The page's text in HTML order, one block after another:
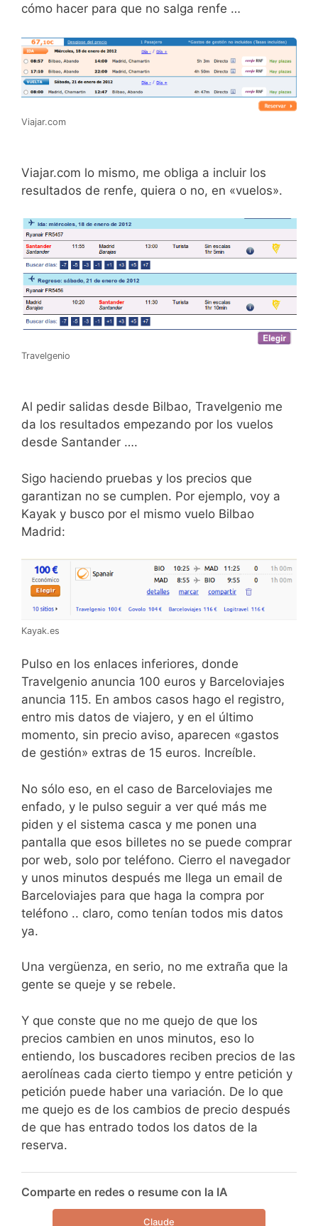
cómo hacer para que no salga renfe …
Viajar.com
Viajar.com lo mismo, me obliga a incluir los
resultados de renfe, quiera o no, en «vuelos».
Travelgenio
Al pedir salidas desde Bilbao, Travelgenio me
da los resultados empezando por los vuelos
desde Santander ….
Sigo haciendo pruebas y los precios que
garantizan no se cumplen. Por ejemplo, voy a
Kayak y busco por el mismo vuelo Bilbao
Madrid:
Kayak.es
Pulso en los enlaces inferiores, donde
Travelgenio anuncia 100 euros y Barceloviajes
anuncia 115. En ambos casos hago el registro,
entro mis datos de viajero, y en el último
momento, sin precio aviso, aparecen «gastos
de gestión» extras de 15 euros. Increíble.
No sólo eso, en el caso de Barceloviajes me
enfado, y le pulso seguir a ver qué más me
piden y el sistema casca y me ponen una
pantalla que esos billetes no se puede comprar
por web, solo por teléfono. Cierro el navegador
y unos minutos después me llega un email de
Barceloviajes para que haga la compra por
teléfono .. claro, como tenían todos mis datos
ya.
Una vergüenza, en serio, no me extraña que la
gente se queje y se rebele.
Y que conste que no me quejo de que los
precios cambien en unos minutos, eso lo
entiendo, los buscadores reciben precios de las
aerolíneas cada cierto tiempo y entre petición y
petición puede haber una variación. De lo que
me quejo es de los cambios de precio después
de que has entrado todos los datos de la
reserva.
Comparte en redes o resume con la IA
Claude